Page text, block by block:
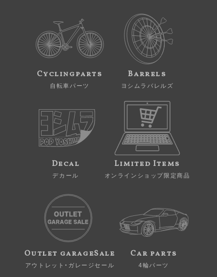
Cyclingparts
自転車パーツ
Barrels
ヨシムラバレルズ
Decal
デカール
Limited Items
オンラインショップ限定商品
Outlet garageSale
アウトレット・ガレージセール
Car parts
4輪パーツ